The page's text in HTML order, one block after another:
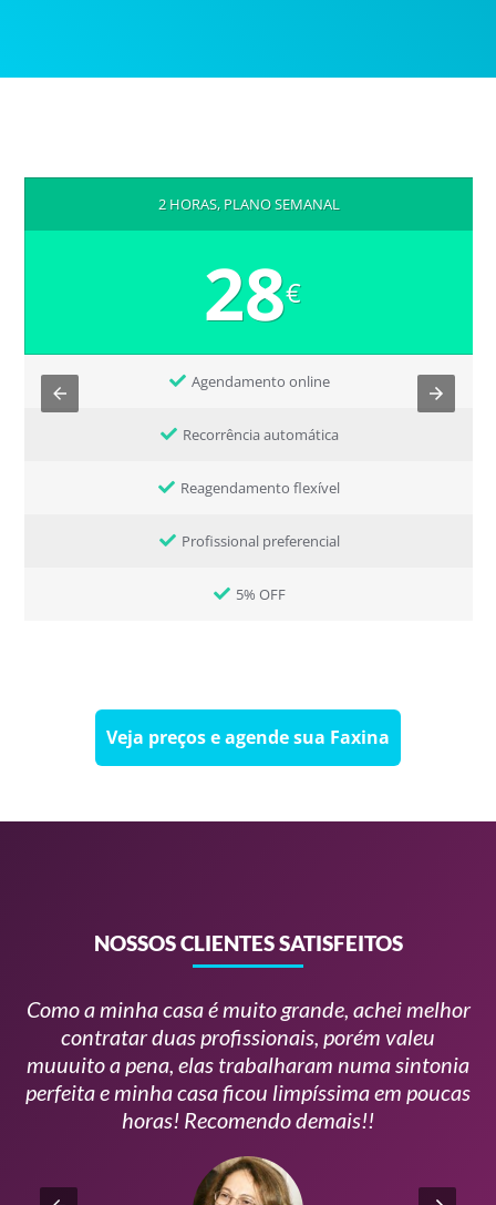
2 HORAS, PLANO SEMANAL
28€
Agendamento online
Recorrência automática
Reagendamento flexível
Profissional preferencial
5% OFF
Veja preços e agende sua Faxina
NOSSOS CLIENTES SATISFEITOS
Como a minha casa é muito grande, achei melhor
contratar duas profissionais, porém valeu
muuuito a pena, elas trabalharam numa sintonia
perfeita e minha casa ficou limpíssima em poucas
horas! Recomendo demais!!